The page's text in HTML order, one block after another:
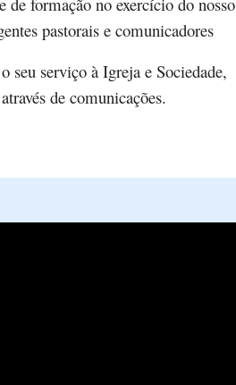
pastorais e comunicadores
seu serviço à Igreja e Sociedade,
de comunicações.